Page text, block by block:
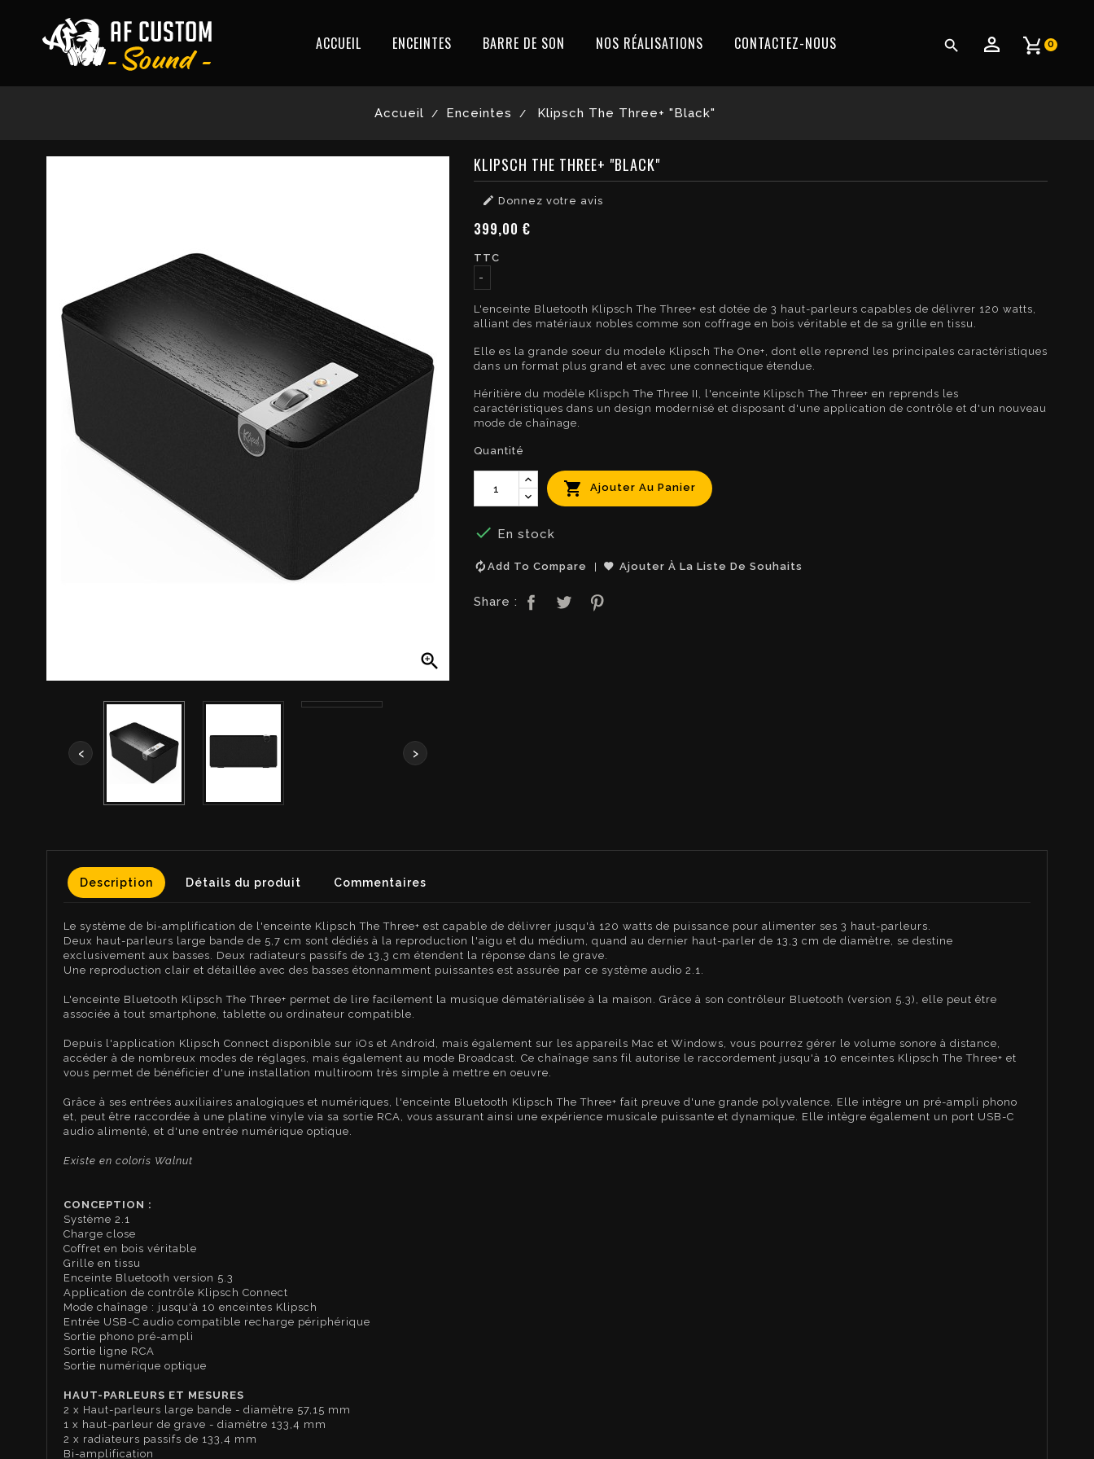
0

ACCUEIL ENCEINTES BARRE DE SON NOS RÉALISATIONS CONTACTEZ-NOUS
Accueil Enceintes Klipsch The Three+ "Black"

‹ ›
KLIPSCH THE THREE+ "BLACK"
 Donnez votre avis
399,00 €
TTC
L'enceinte Bluetooth Klipsch The Three+ est dotée de 3 haut-parleurs capables de délivrer 120 watts,
alliant des matériaux nobles comme son coffrage en bois véritable et de sa grille en tissu.
Elle es la grande soeur du modele Klipsch The One+, dont elle reprend les principales caractéristiques
dans un format plus grand et avec une connectique étendue.
Héritière du modèle Klispch The Three II, l'enceinte Klipsch The Three+ en reprends les
caractéristiques dans un design modernisé et disposant d'une application de contrôle et d'un nouveau
mode de chaînage.
Quantité
 Ajouter Au Panier
 En stock
Add To Compare Ajouter À La Liste De Souhaits
Share :
Description Détails du produit Commentaires
Le système de bi-amplification de l'enceinte Klipsch The Three+ est capable de délivrer jusqu'à 120 watts de puissance pour alimenter ses 3 haut-parleurs.
Deux haut-parleurs large bande de 5,7 cm sont dédiés à la reproduction l'aigu et du médium, quand au dernier haut-parler de 13,3 cm de diamètre, se destine
exclusivement aux basses. Deux radiateurs passifs de 13,3 cm étendent la réponse dans le grave.
Une reproduction clair et détaillée avec des basses étonnamment puissantes est assurée par ce système audio 2.1.
L'enceinte Bluetooth Klipsch The Three+ permet de lire facilement la musique dématérialisée à la maison. Grâce à son contrôleur Bluetooth (version 5.3), elle peut être
associée à tout smartphone, tablette ou ordinateur compatible.
Depuis l'application Klipsch Connect disponible sur iOs et Android, mais également sur les appareils Mac et Windows, vous pourrez gérer le volume sonore à distance,
accéder à de nombreux modes de réglages, mais également au mode Broadcast. Ce chaînage sans fil autorise le raccordement jusqu'à 10 enceintes Klipsch The Three+ et
vous permet de bénéficier d'une installation multiroom très simple à mettre en oeuvre.
Grâce à ses entrées auxiliaires analogiques et numériques, l'enceinte Bluetooth Klipsch The Three+ fait preuve d'une grande polyvalence. Elle intègre un pré-ampli phono
et, peut être raccordée à une platine vinyle via sa sortie RCA, vous assurant ainsi une expérience musicale puissante et dynamique. Elle intègre également un port USB-C
audio alimenté, et d'une entrée numérique optique.
Existe en coloris Walnut
CONCEPTION :
Système 2.1
Charge close
Coffret en bois véritable
Grille en tissu
Enceinte Bluetooth version 5.3
Application de contrôle Klipsch Connect
Mode chaînage : jusqu'à 10 enceintes Klipsch
Entrée USB-C audio compatible recharge périphérique
Sortie phono pré-ampli
Sortie ligne RCA
Sortie numérique optique
HAUT-PARLEURS ET MESURES
2 x Haut-parleurs large bande - diamètre 57,15 mm
1 x haut-parleur de grave - diamètre 133,4 mm
2 x radiateurs passifs de 133,4 mm
Bi-amplification